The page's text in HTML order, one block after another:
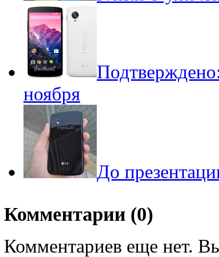
ноября
До
Комментарии (0)
Комментариев еще нет.